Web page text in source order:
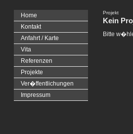
Home
Kontakt
Anfahrt / Karte
Vita
Referenzen
Projekte
Ver�ffentlichungen
Impressum
Projekt
Kein
Bitte